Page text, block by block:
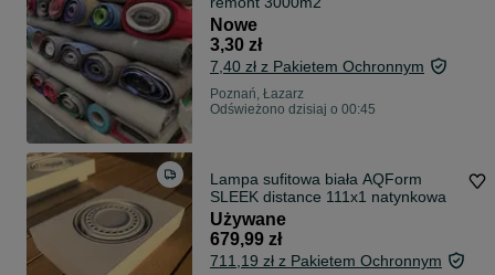
Nowe
3,30 zł
7,40 zł z Pakietem Ochronnym
Poznań, Łazarz
Odświeżono dzisiaj o 00:45
Lampa sufitowa biała AQForm
SLEEK distance 111x1 natynkowa
Używane
679,99 zł
711,19 zł z Pakietem Ochronnym